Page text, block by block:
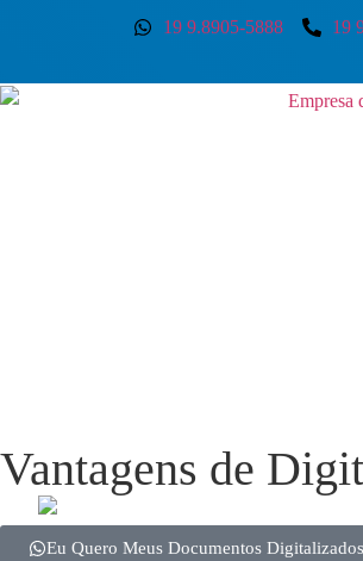
19 9.8905-5888 19
Vantagens de
Eu Quero Meus Documentos Digitalizados